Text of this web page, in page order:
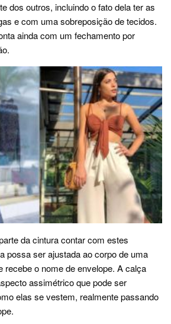
dos outros, incluindo o fato dela ter as
e com uma sobreposição de tecidos.
ainda com um fechamento por
da cintura contar com estes
possa ser ajustada ao corpo de uma
recebe o nome de envelope. A calça
assimétrico que pode ser
elas se vestem, realmente passando